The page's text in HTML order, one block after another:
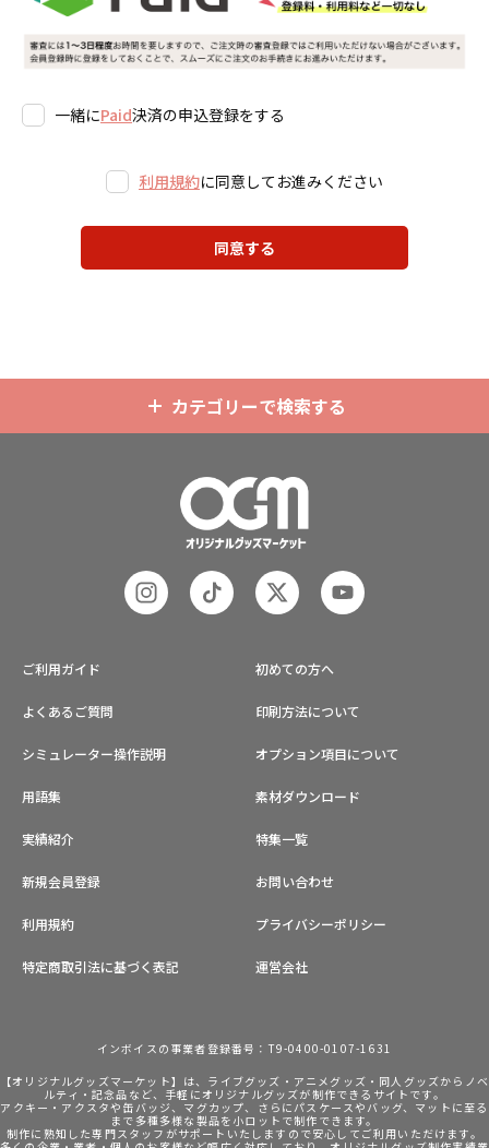
一緒にPaid決済の申込登録をする
利用規約に同意してお進みください
同意する
カテゴリーで検索する
ご利用ガイド 初めての方へ
よくあるご質問 印刷方法について
シミュレーター操作説明 オプション項目について
用語集 素材ダウンロード
実績紹介 特集一覧
新規会員登録 お問い合わせ
利用規約 プライバシーポリシー
特定商取引法に基づく表記 運営会社
インボイスの事業者登録番号：T9-0400-0107-1631
【オリジナルグッズマーケット】は、ライブグッズ・アニメグッズ・同人グッズからノベ
ルティ・記念品など、手軽にオリジナルグッズが制作できるサイトです。
アクキー・アクスタや缶バッジ、マグカップ、さらにパスケースやバッグ、マットに至る
まで多種多様な製品を小ロットで制作できます。
制作に熟知した専門スタッフがサポートいたしますので安心してご利用いただけます。